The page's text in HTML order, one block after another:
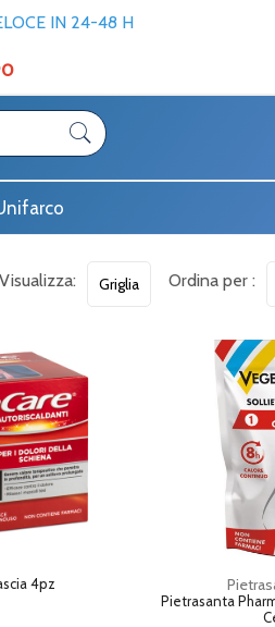
IN 24-48 H
Visualizza: Ordina per :
4pz
Pietrasanta